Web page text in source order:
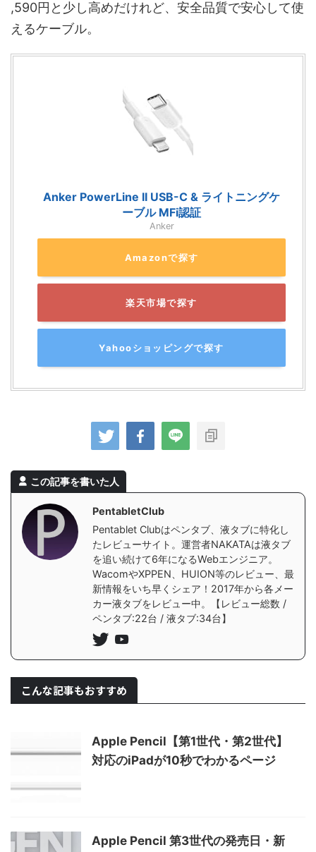
,590円と少し高めだけれど、安全品質で安心して使
えるケーブル。
Anker PowerLine II USB-C & ライトニングケ
ーブル MFi認証
Anker
Amazonで探す
楽天市場で探す
Yahooショッピングで探す
この記事を書いた人
PentabletClub
Pentablet Clubはペンタブ、液タブに特化し
たレビューサイト。運営者NAKATAは液タブ
を追い続けて6年になるWebエンジニア。
WacomやXPPEN、HUION等のレビュー、最
新情報をいち早くシェア！2017年から各メー
カー液タブをレビュー中。【レビュー総数 /
ペンタブ:22台 / 液タブ:34台】
こんな記事もおすすめ
Apple Pencil【第1世代・第2世代】
対応のiPadが10秒でわかるページ
Apple Pencil 第3世代の発売日・新